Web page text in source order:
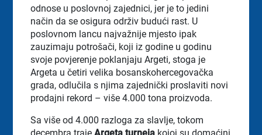
odnose u poslovnoj zajednici, jer je to jedini
način da se osigura održiv budući rast. U
poslovnom lancu najvažnije mjesto ipak
zauzimaju potrošači, koji iz godine u godinu
svoje povjerenje poklanjaju Argeti, stoga je
Argeta u četiri velika bosanskohercegovačka
grada, odlučila s njima zajednički proslaviti novi
prodajni rekord – više 4.000 tona proizvoda.
Sa više od 4.000 razloga za slavlje, tokom
decembra trajeArgeta turneja kojoj su domaćini